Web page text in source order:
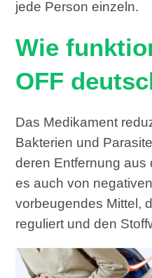
jede Person einzeln.
Wie
OFF
Das Medikament
Bakterien und
deren Entfernung aus
es auch von
vorbeugendes Mittel,
reguliert und den